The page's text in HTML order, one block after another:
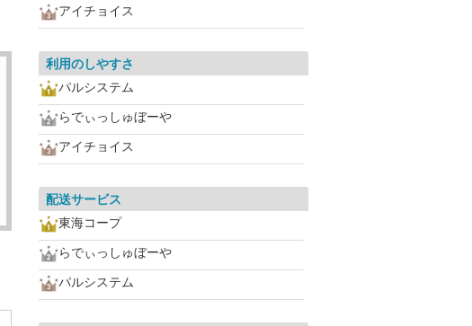
アイチョイス
利用のしやすさ
パルシステム
らでぃっしゅぼーや
アイチョイス
配送サービス
東海コープ
らでぃっしゅぼーや
パルシステム